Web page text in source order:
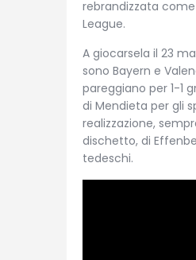
rebrandizzata
League.
A giocarsela il 23
sono Bayern e
pareggiano per 1-1
di Mendieta per gli
realizzazione,
dischetto, di
tedeschi.